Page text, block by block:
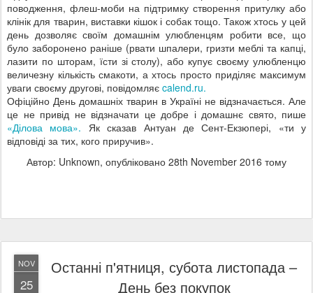
поводження, флеш-моби на підтримку створення притулку або
клінік для тварин, виставки кішок і собак тощо. Також хтось у цей
день дозволяє своїм домашнім улюбленцям робити все, що
було заборонено раніше (рвати шпалери, гризти меблі та капці,
лазити по шторам, їсти зі столу), або купує своєму улюбленцю
величезну кількість смакоти, а хтось просто приділяє максимум
уваги своєму другові, повідомляє calend.ru.
Офіційно День домашніх тварин в Україні не відзначається. Але
це не привід не відзначати це добре і домашнє свято, пише
«Ділова мова». Як сказав Антуан де Сент-Екзюпері, «ти у
відповіді за тих, кого приручив».
Автор: Unknown, опубліковано 28th November 2016 тому
NOV
25
Останні п'ятниця, субота листопада –
День без покупок